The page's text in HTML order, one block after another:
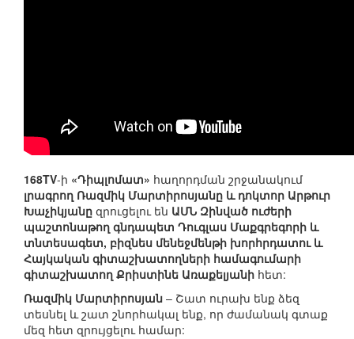
168TV-ի «Դիպլոմատ» հաղորդման շրջանակում
լրագրող Ռազմիկ Մարտիրոսյանը և դոկտոր Արթուր
Խաչիկյանը զրուցելու են ԱՄՆ Զինված ուժերի
պաշտոնաթող գնդապետ Դուգլաս Մաքգրեգորի և
տնտեսագետ, բիզնես մենեջմենթի խորհրդատու և
Հայկական գիտաշխատողների համագումարի
գիտաշխատող Քրիստինե Առաքելյանի հետ:
Ռազմիկ Մարտիրոսյան – Շատ ուրախ ենք ձեզ
տեսնել և շատ շնորհակալ ենք, որ ժամանակ գտաք
մեզ հետ զրույցելու համար: